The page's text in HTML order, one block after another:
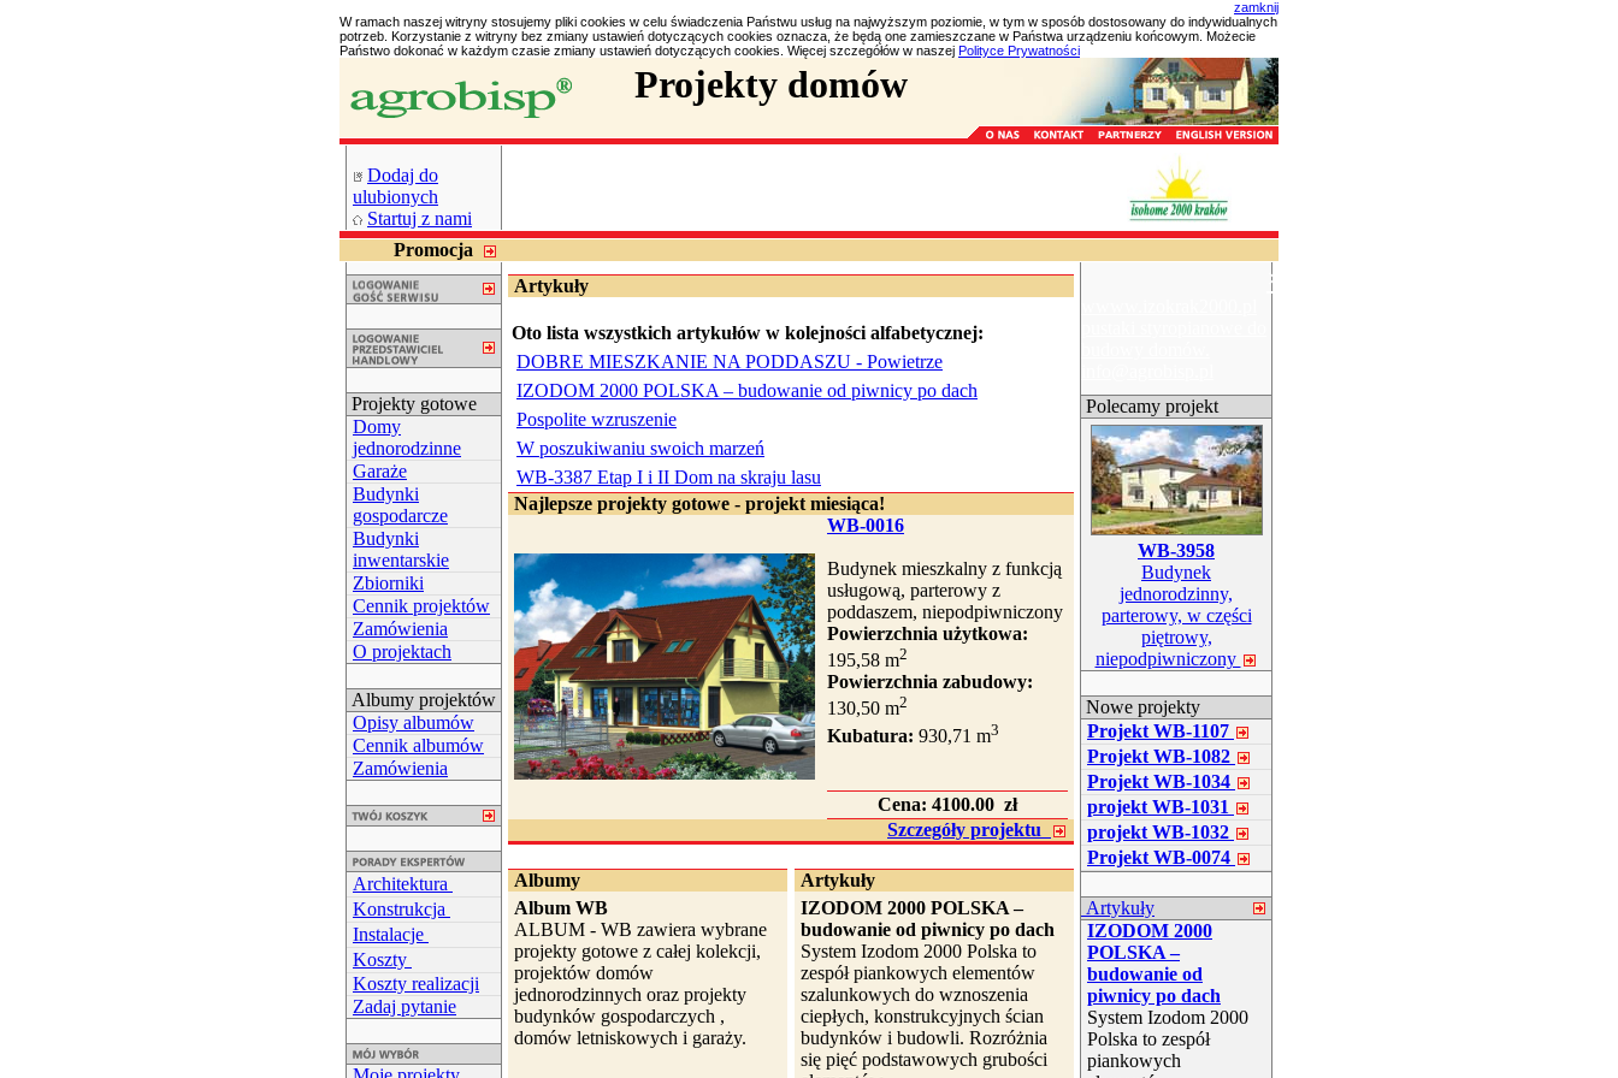
zamknij
W ramach naszej witryny stosujemy pliki cookies w celu świadczenia Państwu usług na najwyższym poziomie, w tym w sposób dostosowany do indywidualnych
potrzeb. Korzystanie z witryny bez zmiany ustawień dotyczących cookies oznacza, że będą one zamieszczane w Państwa urządzeniu końcowym. Możecie
Państwo dokonać w każdym czasie zmiany ustawień dotyczących cookies. Więcej szczegółów w naszej Polityce Prywatności
Projekty domów
Dodaj do
ulubionych
Startuj z nami
Promocja
Projekty gotowe
Domy
jednorodzinne
Garaże
Budynki
gospodarcze
Budynki
inwentarskie
Zbiorniki
Cennik projektów
Zamówienia
O projektach
Albumy projektów
Opisy albumów
Cennik albumów
Zamówienia
Architektura
Konstrukcja
Instalacje
Koszty
Koszty realizacji
Zadaj pytanie
Artykuły
Oto lista wszystkich artykułów w kolejności alfabetycznej:
DOBRE MIESZKANIE NA PODDASZU - Powietrze
IZODOM 2000 POLSKA – budowanie od piwnicy po dach
Pospolite wzruszenie
W poszukiwaniu swoich marzeń
WB-3387 Etap I i II Dom na skraju lasu
Najlepsze projekty gotowe - projekt miesiąca!
WB-0016
Budynek mieszkalny z funkcją
usługową, parterowy z
poddaszem, niepodpiwniczony
Powierzchnia użytkowa:
195,58 m2
Powierzchnia zabudowy:
130,50 m2
Kubatura: 930,71 m3
Cena: 4100.00 zł
Szczegóły projektu
Albumy
Artykuły
Album WB
ALBUM - WB zawiera wybrane
projekty gotowe z całej kolekcji,
projektów domów
jednorodzinnych oraz projekty
budynków gospodarczych ,
domów letniskowych i garaży.
IZODOM 2000 POLSKA –
budowanie od piwnicy po dach
System Izodom 2000 Polska to
zespół piankowych elementów
szalunkowych do wznoszenia
ciepłych, konstrukcyjnych ścian
budynków i budowli. Rozróżnia
się pięć podstawowych grubości
×
Polecamy projekt
WB-3958
Budynek
jednorodzinny,
parterowy, w części
piętrowy,
niepodpiwniczony
Nowe projekty
Projekt WB-1107
Projekt WB-1082
Projekt WB-1034
projekt WB-1031
projekt WB-1032
Projekt WB-0074
Artykuły
IZODOM 2000
POLSKA –
budowanie od
piwnicy po dach
System Izodom 2000
Polska to zespół
piankowych